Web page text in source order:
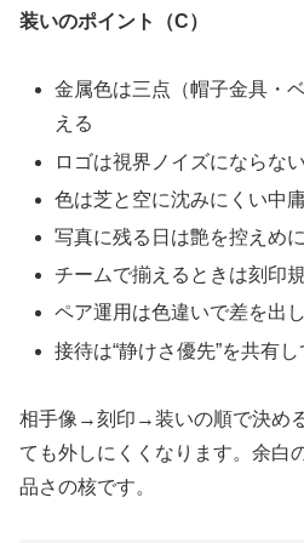
装いのポイント（C）
金属色は三点（帽子金具・
える
ロゴは視界ノイズにならな
色は芝と空に沈みにくい中
写真に残る日は艶を控えめ
チームで揃えるときは刻印
ペア運用は色違いで差を出
接待は“静けさ優先”を共有し
相手像→刻印→装いの順で決め
ても外しにくくなります。余白
品さの核です。